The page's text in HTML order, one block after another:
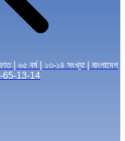
| ৬৫ বর্ষ | ১৩-১৪ সংখ্যা | বাংলাদেশ
65-13-14